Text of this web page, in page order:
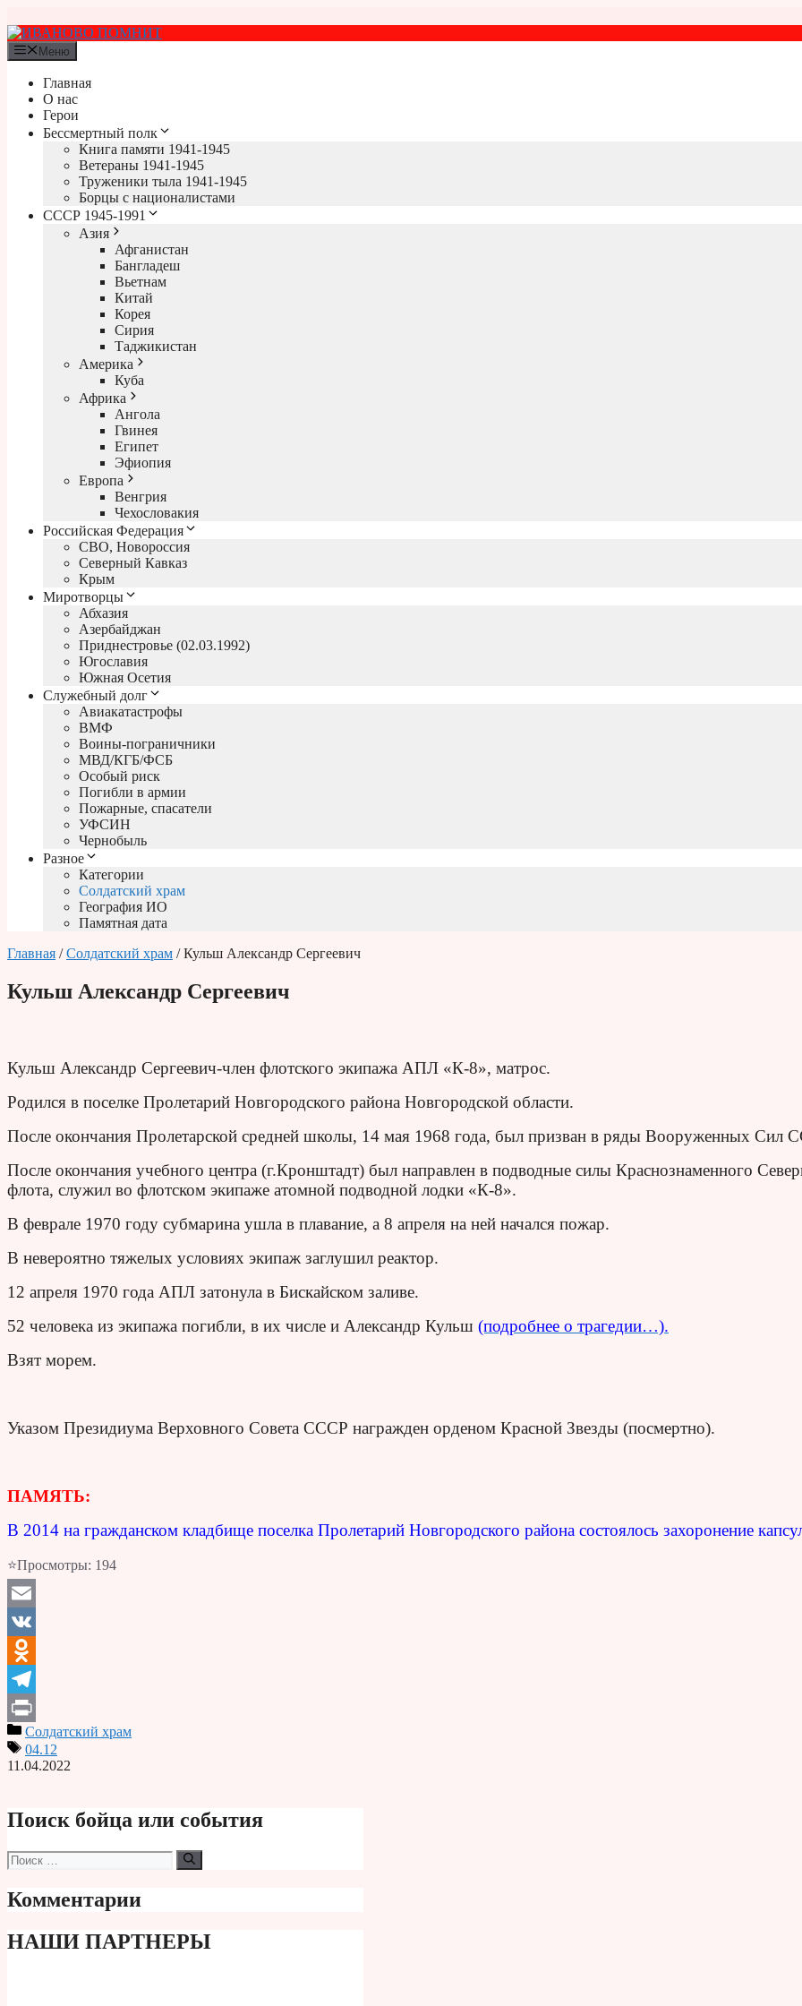
к
содержимому
Меню
Главная
О нас
Герои
Бессмертный полк
Книга памяти 1941-1945
Ветераны 1941-1945
Труженики тыла 1941-1945
Борцы с националистами
СССР 1945-1991
Азия
Афганистан
Бангладеш
Вьетнам
Китай
Корея
Сирия
Таджикистан
Америка
Куба
Африка
Ангола
Гвинея
Египет
Эфиопия
Европа
Венгрия
Чехословакия
Российская Федерация
СВО, Новороссия
Северный Кавказ
Крым
Миротворцы
Абхазия
Азербайджан
Приднестровье (02.03.1992)
Югославия
Южная Осетия
Служебный долг
Авиакатастрофы
ВМФ
Воины-пограничники
МВД/КГБ/ФСБ
Особый риск
Погибли в армии
Пожарные, спасатели
УФСИН
Чернобыль
Разное
Категории
Солдатский храм
География ИО
Памятная дата
Главная /Солдатский храм / Кульш Александр Сергеевич
Кульш Александр Сергеевич
Кульш Александр Сергеевич-член флотского экипажа АПЛ «К-8», матрос.
Родился в поселке Пролетарий Новгородского района Новгородской области.
После окончания Пролетарской средней школы, 14 мая 1968 года, был призван в ряды Вооруженных Сил
После окончания учебного центра (г.Кронштадт) был направлен в подводные силы Краснознаменного
флота, служил во флотском экипаже атомной подводной лодки «К-8».
В феврале 1970 году субмарина ушла в плавание, а 8 апреля на ней начался пожар.
В невероятно тяжелых условиях экипаж заглушил реактор.
12 апреля 1970 года АПЛ затонула в Бискайском заливе.
52 человека из экипажа погибли, в их числе и Александр Кульш (подробнее о трагедии…).
Взят морем.
Указом Президиума Верховного Совета СССР награжден орденом Красной Звезды (посмертно).
ПАМЯТЬ:
В 2014 на гражданском кладбище поселка Пролетарий Новгородского района состоялось захоронение
⭐Просмотры: 194
Email
VK
Odnoklassniki
Telegram
PrintСолдатский храм
04.12
11.04.2022
Поиск бойца или события
Поиск:
Комментарии
НАШИ ПАРТНЕРЫ